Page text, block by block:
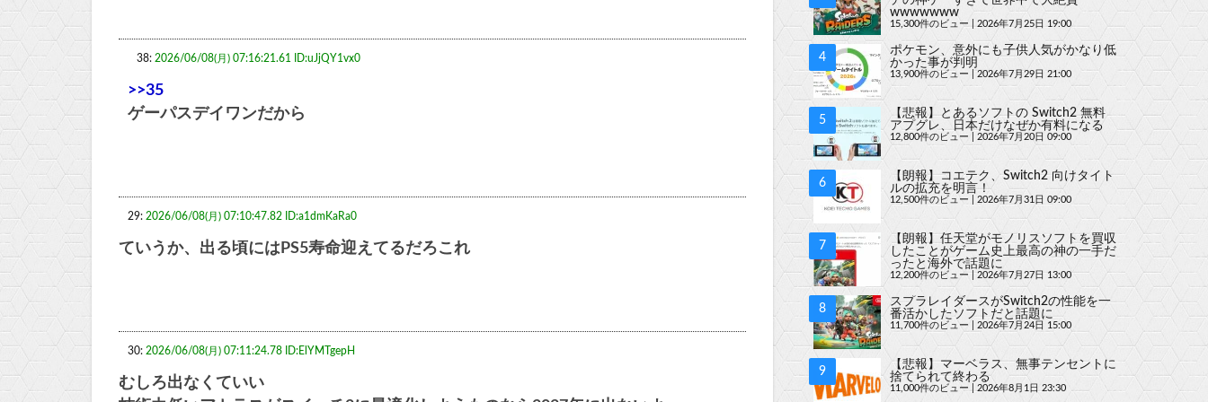
38: 2026/06/08(月) 07:16:21.61 ID:uJjQY1vx0
>>35
ゲーパスデイワンだから
29: 2026/06/08(月) 07:10:47.82 ID:a1dmKaRa0
ていうか、出る頃にはPS5寿命迎えてるだろこれ
30: 2026/06/08(月) 07:11:24.78 ID:ElYMTgepH
むしろ出なくていい
wwwwwww
15,300件のビュー 2026年7月25日 19:00
ポケモン、意外にも子供人気がかなり低
かった事が判明
13,900件のビュー 2026年7月29日 21:00
【悲報】とあるソフトの Switch2 無料
アプグレ、日本だけなぜか有料になる
12,800件のビュー 2026年7月20日 09:00
【朗報】コエテク、Switch2 向けタイト
ルの拡充を明言！
12,500件のビュー 2026年7月31日 09:00
【朗報】任天堂がモノリスソフトを買収
したことがゲーム史上最高の神の一手だ
ったと海外で話題に
12,200件のビュー 2026年7月27日 13:00
スプラレイダースがSwitch2の性能を一
番活かしたソフトだと話題に
11,700件のビュー 2026年7月24日 15:00
【悲報】マーベラス、無事テンセントに
捨てられて終わる
11,000件のビュー 2026年8月1日 23:30